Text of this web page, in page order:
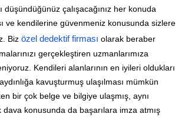
düşündüğünüz çalışacağınız her konuda
ve kendilerine güvenmeniz konusunda sizlere
Biz özel dedektif firması olarak beraber
gerçekleştiren uzmanlarımıza
Kendileri alanlarının en iyileri oldukları
kavuşturmuş ulaşılması mümkün
bir çok belge ve bilgiye ulaşmış, aynı
konusunda da başarılara imza atmış